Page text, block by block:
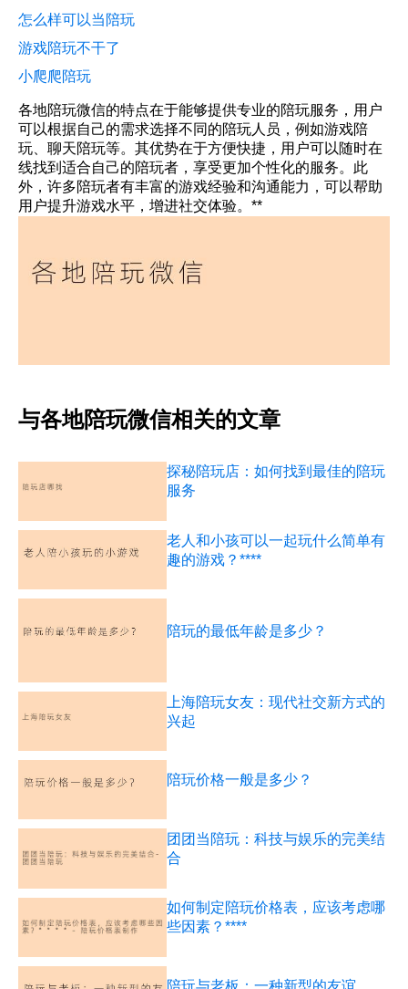
怎么样可以当陪玩
游戏陪玩不干了
小爬爬陪玩
各地陪玩微信的特点在于能够提供专业的陪玩服务，用户
可以根据自己的需求选择不同的陪玩人员，例如游戏陪
玩、聊天陪玩等。其优势在于方便快捷，用户可以随时在
线找到适合自己的陪玩者，享受更加个性化的服务。此
外，许多陪玩者有丰富的游戏经验和沟通能力，可以帮助
用户提升游戏水平，增进社交体验。**
与各地陪玩微信相关的文章
探秘陪玩店：如何找到最佳的陪玩
服务
老人和小孩可以一起玩什么简单有
趣的游戏？****
陪玩的最低年龄是多少？
上海陪玩女友：现代社交新方式的
兴起
陪玩价格一般是多少？
团团当陪玩：科技与娱乐的完美结
合
如何制定陪玩价格表，应该考虑哪
些因素？****
陪玩与老板：一种新型的友谊